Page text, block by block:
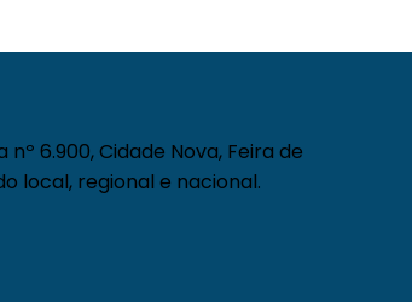
6.900, Cidade Nova, Feira de
local, regional e nacional.